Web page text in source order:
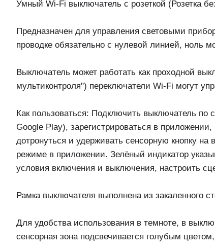
Умный Wi-Fi выключатель с розеткой (Розетка
Предназначен для управления световыми
проводке обязательно с нулевой линией, ноль
Выключатель может работать как проходной
мультиконтроля") переключатели Wi-Fi могут
Как пользоваться: Подключить выключатель по
Google Play), зарегистрироваться в
дотронуться и удерживать сенсорную кнопку
режиме в приложении. Зелёный индикатор
условия включения и выключения, настроить
Рамка выключателя выполнена из закаленного
Для удобства использования в темноте, в
сенсорная зона подсвечивается голубым